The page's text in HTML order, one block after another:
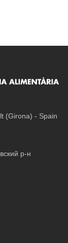
(Girona) - Spain
р-н